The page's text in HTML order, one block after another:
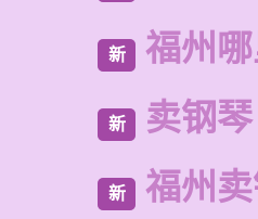
新 福州
新 卖钢琴
新 福州